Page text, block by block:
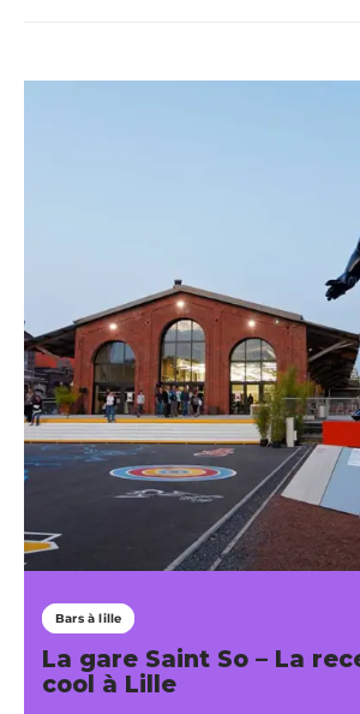
Bars à lille
La gare Saint So – La
cool à Lille